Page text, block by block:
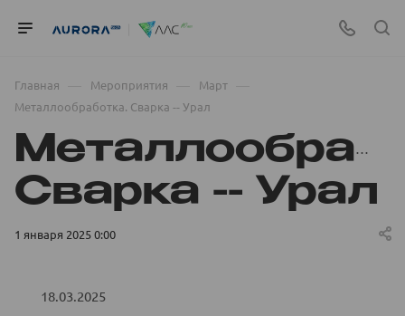
Главная Мероприятия Март
Металлообработка. Сварка -- Урал
Сварка -- Урал
1 января 2025 0:00
18.03.2025